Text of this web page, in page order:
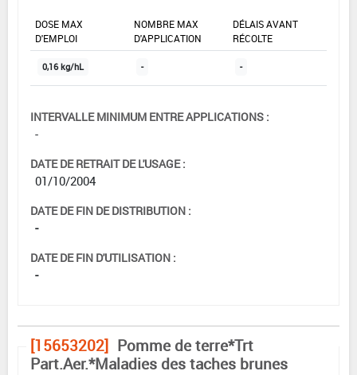
DOSE MAX
D'EMPLOI
NOMBRE MAX
D'APPLICATION
DÉLAIS AVANT
RÉCOLTE
0,16 kg/hL - -
INTERVALLE MINIMUM ENTRE APPLICATIONS :
-
DATE DE RETRAIT DE L'USAGE :
01/10/2004
DATE DE FIN DE DISTRIBUTION :
-
DATE DE FIN D'UTILISATION :
-
[15653202] Pomme de terre*Trt
Part.Aer.*Maladies des taches brunes